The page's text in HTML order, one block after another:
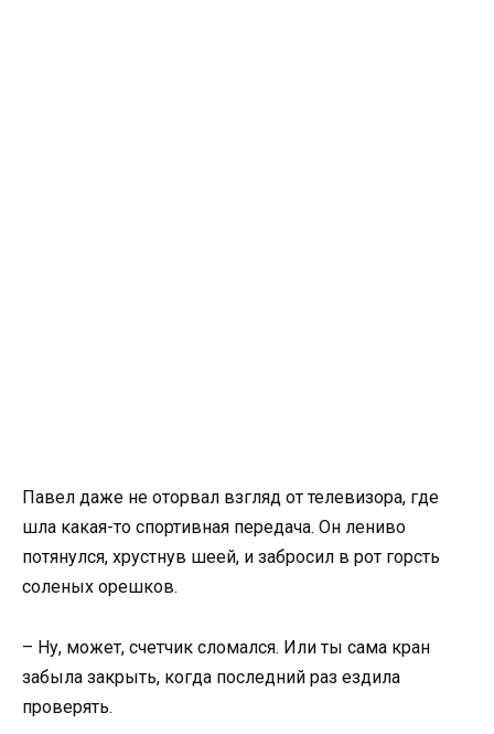
Павел даже не оторвал взгляд от телевизора, где
шла какая-то спортивная передача. Он лениво
потянулся, хрустнув шеей, и забросил в рот горсть
соленых орешков.
– Ну, может, счетчик сломался. Или ты сама кран
забыла закрыть, когда последний раз ездила
проверять.